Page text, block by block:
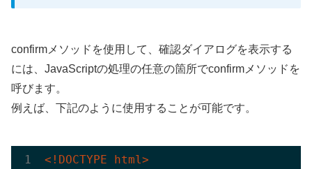
confirmメソッドを使用して、確認ダイアログを表示する
には、JavaScriptの処理の任意の箇所でconfirmメソッドを
呼びます。
例えば、下記のように使用することが可能です。
<!DOCTYPE html>